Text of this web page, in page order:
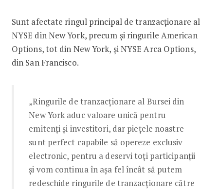
Sunt afectate ringul principal de tranzacționare al
NYSE din New York, precum și ringurile American
Options, tot din New York, și NYSE Arca Options,
din San Francisco.
„Ringurile de tranzacționare al Bursei din
New York aduc valoare unică pentru
emitenți și investitori, dar piețele noastre
sunt perfect capabile să opereze exclusiv
electronic, pentru a deservi toți participanții
și vom continua în așa fel încât să putem
redeschide ringurile de tranzacționare către